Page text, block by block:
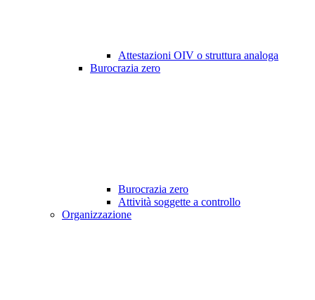
Attestazioni OIV o struttura analoga
Burocrazia zero
Burocrazia zero
Attività soggette a controllo
Organizzazione